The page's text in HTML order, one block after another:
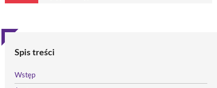
Spis treści
Wstęp